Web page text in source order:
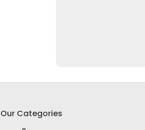
Our Categories